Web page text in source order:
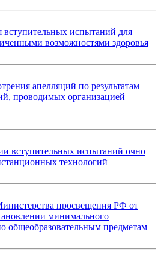
вступительных испытаний для
возможностями здоровья
апелляций по результатам
проводимых организацией
вступительных испытаний очно
технологий
просвещения РФ от
минимального
общеобразовательным предметам